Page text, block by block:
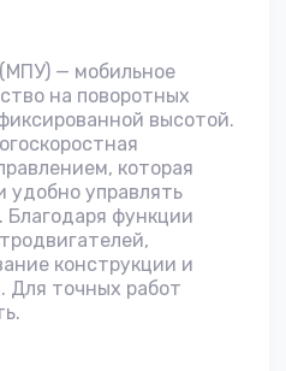
— мобильное
на поворотных
высотой.
которая
удобно управлять
Благодаря функции
конструкции и
Для точных работ